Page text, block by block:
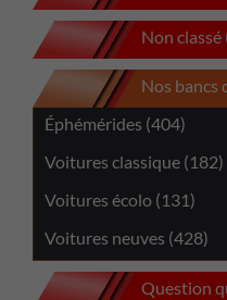
Non classé
Nos bancs
Éphémérides (404)
Voitures classique (182)
Voitures écolo (131)
Voitures neuves (428)
Question